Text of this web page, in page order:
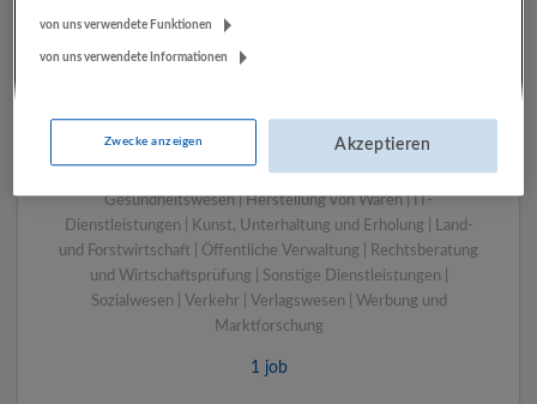
Bergheim bei Salzburg
Bau | Beherbergung und Gastronomie | Einzelhandel |
Energieversorgung | Finanz- und Versicherungsleistungen |
Gesundheitswesen | Herstellung von Waren | IT-
Dienstleistungen | Kunst, Unterhaltung und Erholung | Land-
und Forstwirtschaft | Öffentliche Verwaltung | Rechtsberatung
und Wirtschaftsprüfung | Sonstige Dienstleistungen |
Sozialwesen | Verkehr | Verlagswesen | Werbung und
Marktforschung
1 job
von uns verwendete Funktionen
von uns verwendete Informationen
Zwecke anzeigen Akzeptieren